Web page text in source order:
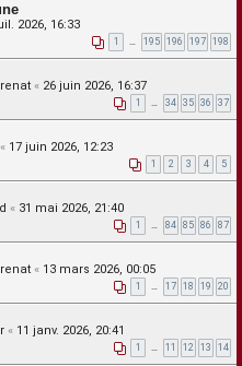
2026, 16:33
1 … 195 196 197 198
« 26 juin 2026, 16:37
1 … 34 35 36 37
« 17 juin 2026, 12:23
1 2 3 4 5
« 31 mai 2026, 21:40
1 … 84 85 86 87
« 13 mars 2026, 00:05
1 … 17 18 19 20
« 11 janv. 2026, 20:41
1 … 11 12 13 14